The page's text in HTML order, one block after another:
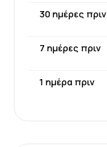
30 ημέρες πριν
7 ημέρες πριν
1 ημέρα πριν